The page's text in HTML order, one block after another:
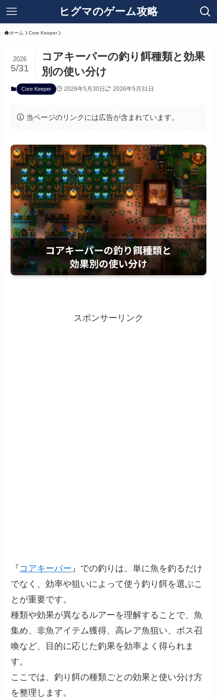
ヒグマのゲーム攻略
ホーム Core Keeper
コアキーパーの釣り餌種類と効果
別の使い分け
2026
5/31
Core Keeper 2026年5月30日 2026年5月31日
当ページのリンクには広告が含まれています。
スポンサーリンク
『 コアキーパー 』での釣りは、単に魚を釣るだけ
でなく、効率や狙いによって使う釣り餌を選ぶこ
とが重要です。
種類や効果が異なるルアーを理解することで、魚
集め、非魚アイテム獲得、高レア魚狙い、ボス召
喚など、目的に応じた釣果を効率よく得られま
す。
ここでは、釣り餌の種類ごとの効果と使い分け方
を整理します。